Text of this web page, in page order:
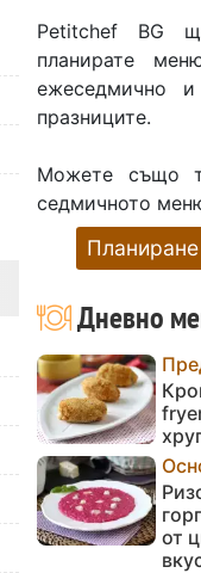
Petitchef BG
планирате
ежеседмично и
празниците.
Можете също
седмичното
Дневно
от